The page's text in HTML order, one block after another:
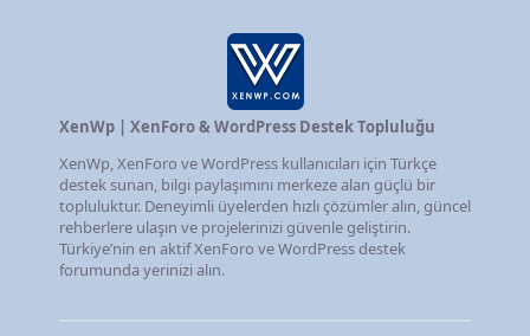
XenWp | XenForo & WordPress Destek Topluluğu
XenWp, XenForo ve WordPress kullanıcıları için Türkçe
destek sunan, bilgi paylaşımını merkeze alan güçlü bir
topluluktur. Deneyimli üyelerden hızlı çözümler alın, güncel
rehberlere ulaşın ve projelerinizi güvenle geliştirin.
Türkiye’nin en aktif XenForo ve WordPress destek
forumunda yerinizi alın.